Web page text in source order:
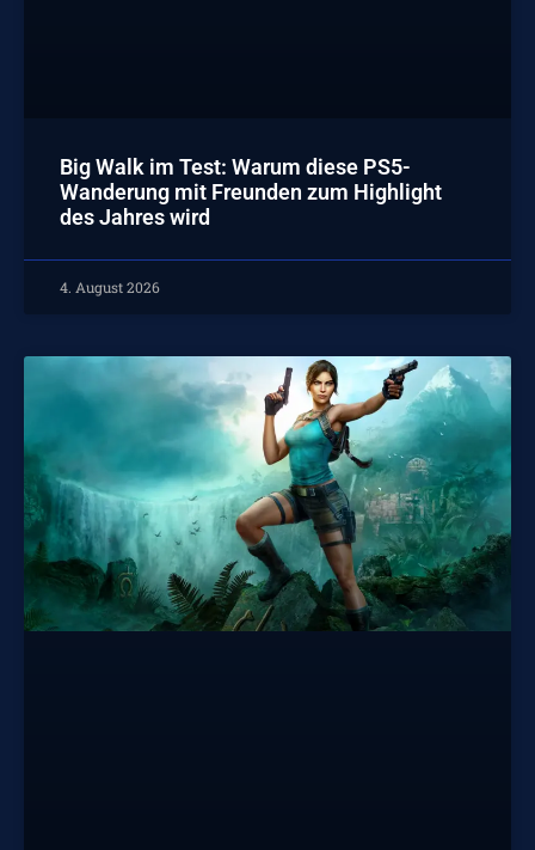
Big Walk im Test: Warum diese PS5-
Wanderung mit Freunden zum Highlight
des Jahres wird
4. August 2026